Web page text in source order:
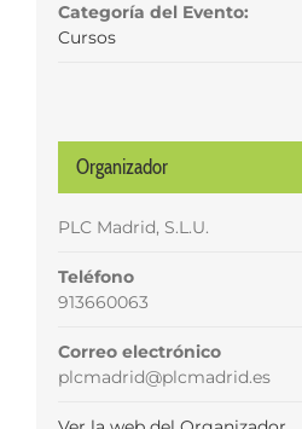
Categoría del Evento:
Cursos
Organizador
PLC Madrid, S.L.U.
Teléfono
913660063
Correo electrónico
plcmadrid@plcmadrid.es